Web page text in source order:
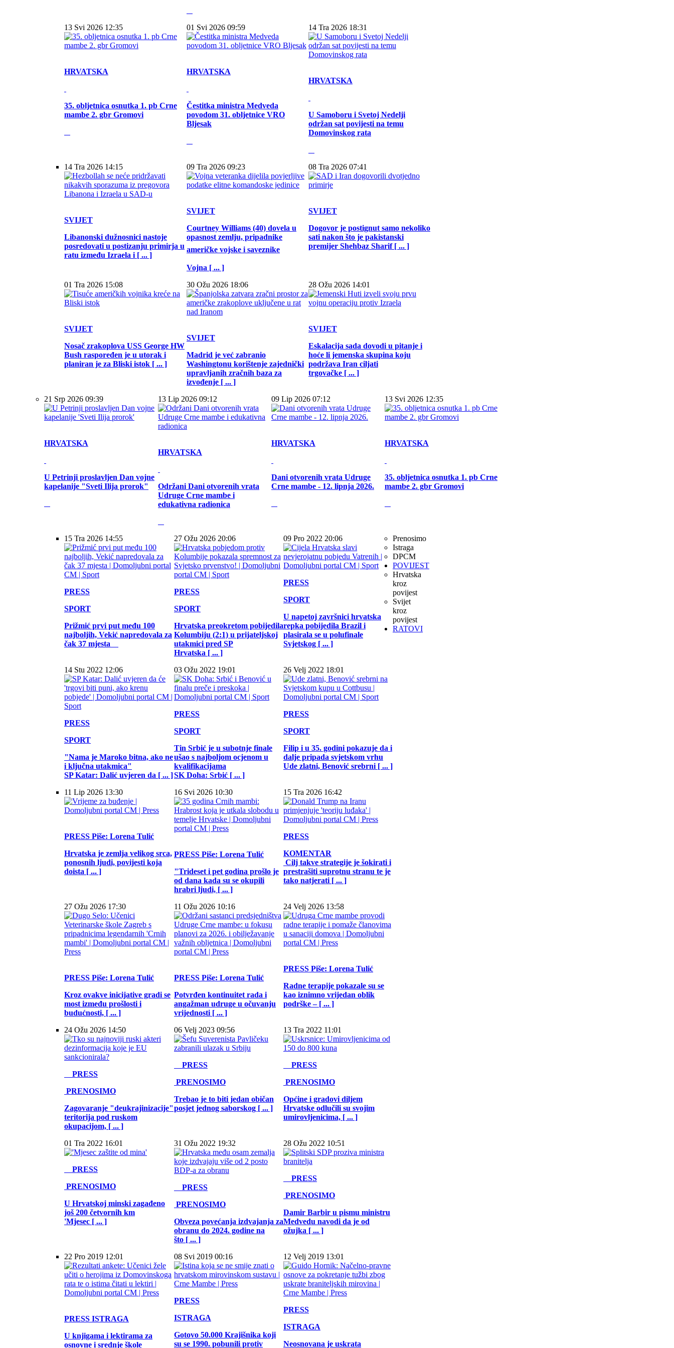
13 Svi 2026 12:35
HRVATSKA
35. obljetnica osnutka 1. pb Crne
mambe 2. gbr Gromovi
01 Svi 2026 09:59
HRVATSKA
Čestitka ministra Medveda
povodom 31. obljetnice VRO
Bljesak
14 Tra 2026 18:31
HRVATSKA
U Samoboru i Svetoj Nedelji
održan sat povijesti na temu
Domovinskog rata
14 Tra 2026 14:15
SVIJET
Libanonski dužnosnici nastoje
posredovati u postizanju primirja u
ratu između Izraela i [ ... ]
09 Tra 2026 09:23
SVIJET
Courtney Williams (40) dovela u
opasnost zemlju, pripadnike
američke vojske i saveznike
Vojna [ ... ]
08 Tra 2026 07:41
SVIJET
Dogovor je postignut samo nekoliko
sati nakon što je pakistanski
premijer Shehbaz Sharif [ ... ]
01 Tra 2026 15:08
SVIJET
Nosač zrakoplova USS George HW
Bush raspoređen je u utorak i
planiran je za Bliski istok [ ... ]
30 Ožu 2026 18:06
SVIJET
Madrid je već zabranio
Washingtonu korištenje zajednički
upravljanih zračnih baza za
izvođenje [ ... ]
28 Ožu 2026 14:01
SVIJET
Eskalacija sada dovodi u pitanje i
hoće li jemenska skupina koju
podržava Iran ciljati
trgovačke [ ... ]
21 Srp 2026 09:39
HRVATSKA
U Petrinji proslavljen Dan vojne
kapelanije "Sveti Ilija prorok"
13 Lip 2026 09:12
HRVATSKA
Održani Dani otvorenih vrata
Udruge Crne mambe i
edukativna radionica
09 Lip 2026 07:12
HRVATSKA
Dani otvorenih vrata Udruge
Crne mambe - 12. lipnja 2026.
13 Svi 2026 12:35
HRVATSKA
35. obljetnica osnutka 1. pb Crne
mambe 2. gbr Gromovi
15 Tra 2026 14:55
PRESS
SPORT
Prižmić prvi put među 100
najboljih, Vekić napredovala za
čak 37 mjesta
27 Ožu 2026 20:06
PRESS
SPORT
Hrvatska preokretom pobijedila
Kolumbiju (2:1) u prijateljskoj
utakmici pred SP
Hrvatska [ ... ]
09 Pro 2022 20:06
PRESS
SPORT
U napetoj završnici hrvatska
repka pobijedila Brazil i
plasirala se u polufinale
Svjetskog [ ... ]
14 Stu 2022 12:06
PRESS
SPORT
"Nama je Maroko bitna, ako ne
i ključna utakmica"
SP Katar: Dalić uvjeren da [ ... ]
03 Ožu 2022 19:01
PRESS
SPORT
Tin Srbić je u subotnje finale
ušao s najboljom ocjenom u
kvalifikacijama
SK Doha: Srbić [ ... ]
26 Velj 2022 18:01
PRESS
SPORT
Filip i u 35. godini pokazuje da i
dalje pripada svjetskom vrhu
Ude zlatni, Benović srebrni [ ... ]
11 Lip 2026 13:30
PRESS Piše: Lorena Tulić
Hrvatska je zemlja velikog srca,
ponosnih ljudi, povijesti koja
doista [ ... ]
16 Svi 2026 10:30
PRESS Piše: Lorena Tulić
"Trideset i pet godina prošlo je
od dana kada su se okupili
hrabri ljudi, [ ... ]
15 Tra 2026 16:42
PRESS
KOMENTAR
Cilj takve strategije je šokirati i
prestrašiti suprotnu stranu te je
tako natjerati [ ... ]
27 Ožu 2026 17:30
PRESS Piše: Lorena Tulić
Kroz ovakve inicijative gradi se
most između prošlosti i
budućnosti, [ ... ]
11 Ožu 2026 10:16
PRESS Piše: Lorena Tulić
Potvrđen kontinuitet rada i
angažman udruge u očuvanju
vrijednosti [ ... ]
24 Velj 2026 13:58
PRESS Piše: Lorena Tulić
Radne terapije pokazale su se
kao iznimno vrijedan oblik
podrške – [ ... ]
Prenosimo
24 Ožu 2026 14:50
PRESS
PRENOSIMO
Zagovaranje "deukrajinizacije"
teritorija pod ruskom
okupacijom, [ ... ]
06 Velj 2023 09:56
PRESS
PRENOSIMO
Trebao je to biti jedan običan
posjet jednog saborskog [ ... ]
13 Tra 2022 11:01
PRESS
PRENOSIMO
Općine i gradovi diljem
Hrvatske odlučili su svojim
umirovljenicima, [ ... ]
01 Tra 2022 16:01
PRESS
PRENOSIMO
U Hrvatskoj minski zagađeno
još 200 četvornih km
'Mjesec [ ... ]
31 Ožu 2022 19:32
PRESS
PRENOSIMO
Obveza povećanja izdvajanja za
obranu do 2024. godine na
što [ ... ]
28 Ožu 2022 10:51
PRESS
PRENOSIMO
Damir Barbir u pismu ministru
Medvedu navodi da je od
ožujka [ ... ]
Istraga
22 Pro 2019 12:01
PRESS ISTRAGA
U knjigama i lektirama za
osnovne i srednje škole
08 Svi 2019 00:16
PRESS
ISTRAGA
Gotovo 50.000 Krajišnika koji
su se 1990. pobunili protiv
12 Velj 2019 13:01
PRESS
ISTRAGA
Neosnovana je uskrata
DPCM
POVIJEST
Hrvatska
kroz
povijest
Svijet
kroz
povijest
RATOVI